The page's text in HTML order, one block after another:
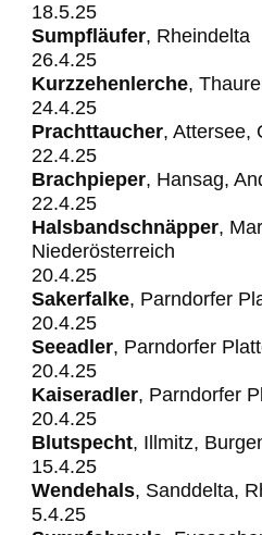
18.5.25
Sumpfläufer, Rheindelta
26.4.25
Kurzzehenlerche,
24.4.25
Prachttaucher, Attersee,
22.4.25
Brachpieper, Hansag,
22.4.25
Halsbandschnäpper,
Niederösterreich
20.4.25
Sakerfalke, Parndorfer
20.4.25
Seeadler, Parndorfer
20.4.25
Kaiseradler, Parndorfer
20.4.25
Blutspecht, Illmitz,
15.4.25
Wendehals, Sanddelta,
5.4.25